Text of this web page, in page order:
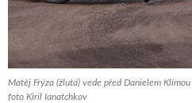
Matěj Frýza (žlutá) vede před Danielem Klímou
foto Kiril Ianatchkov